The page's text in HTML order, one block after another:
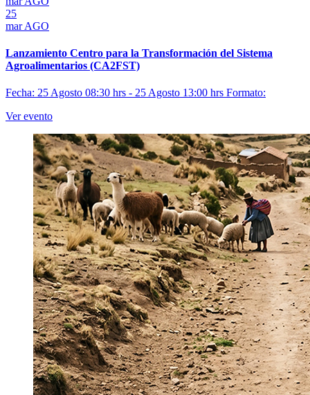
25
mar AGO
Lanzamiento Centro para la Transformación del Sistema
Agroalimentarios (CA2FST)
Fecha: 25 Agosto 08:30 hrs - 25 Agosto 13:00 hrs Formato:
Ver evento